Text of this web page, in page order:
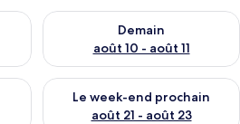
n
o
t
é
s
p
ce soir août 9 - août 10
Demain
août 10 - août 11
Vérifier la disponibilité pour
ce week-end août 14 - août 16
Le week-end prochain
août 21 - août 23
Vérifier la disponibilité pour